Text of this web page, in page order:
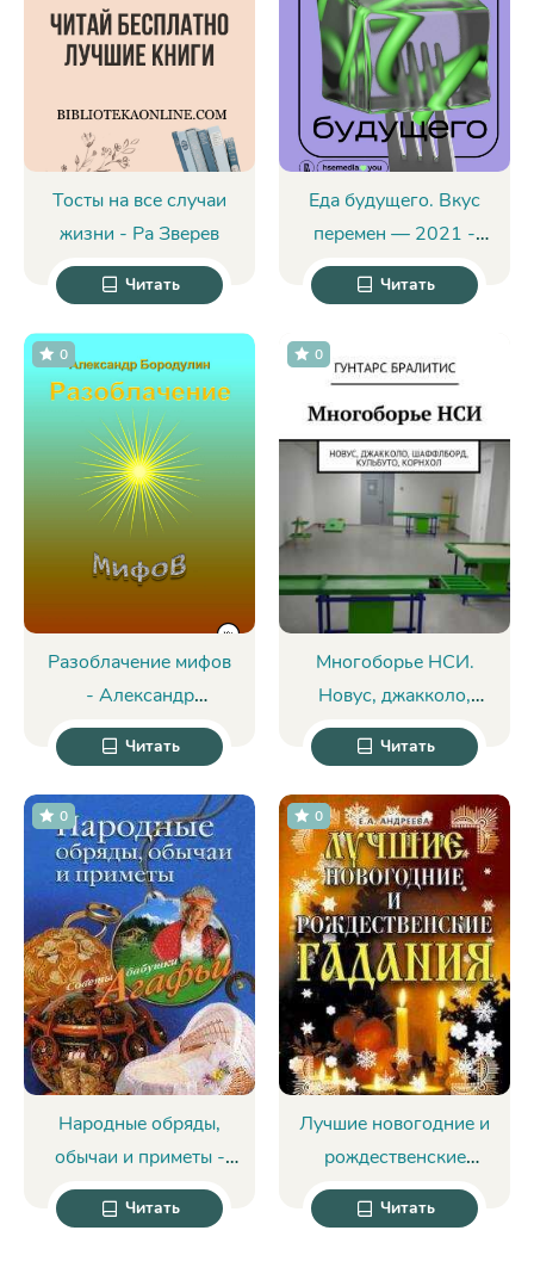
Тосты на все случаи
жизни - Ра Зверев
Читать
Еда будущего. Вкус
перемен — 2021 -
Софья Архангельская
Читать
Разоблачение мифов
- Александр
Иванович Бородулин
0
Читать
Многоборье НСИ.
Новус, джакколо,
шаффлборд,
кульбуто, корнхол -
Гунтарс Бралитис
0
Читать
Народные обряды,
обычаи и приметы -
Агафья Звонарева
0
Читать
Лучшие новогодние и
рождественские
гадания - Екатерина
Андреева
0
Читать